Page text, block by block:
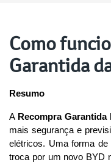
Como
Garantida
Resumo
A Recompra Garantida
mais segurança e
elétricos. Uma forma
troca por um novo BYD